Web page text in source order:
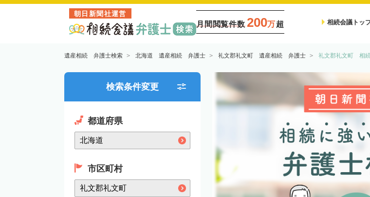
朝日新聞社運営
月間閲覧件数 200万超 相続会議トッ
遺産相続 弁護士検索 北海道 遺産相続 弁護士 礼文郡礼文町 遺産相続 弁護士 礼文郡礼文町 相
検索条件変更
都道府県
市区町村